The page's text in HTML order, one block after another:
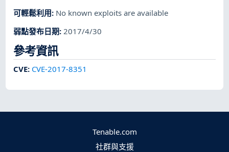
可輕鬆利用: No known exploits are available
弱點發布日期:2017/4/30
參考資訊
CVE: CVE-2017-8351
Tenable.com
社群與支援